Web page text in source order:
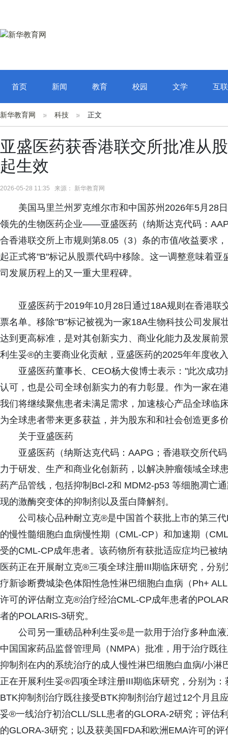
首页 新闻 教育 校园 文学 互
新华教育网 科技 正文
亚盛医药获香港联交所批准从
起生效
2026-05-28 11:35 来源： 新华教育网
美国马里兰州罗克维尔市和中国苏州2026年5月28
领先的生物医药企业——亚盛医药（纳斯达克代码：
合香港联交所上市规则第8.05（3）条的市值/收益要求
起正式将"B"标记从股票代码中移除。这一调整意味着
司发展历程上的又一重大里程碑。
亚盛医药于2019年10月28日通过18A规则在香港
票名单。移除"B"标记被视为一家18A生物科技公司发展
达到更高标准，是对其创新实力、商业化能力及发展
利生妥®的主要商业化贡献，亚盛医药的2025年年度收
亚盛医药董事长、CEO杨大俊博士表示："此次成
认可，也是公司全球创新实力的有力彰显。作为一家在
我们将继续聚焦患者未满足需求，加速核心产品全球临
为全球患者带来更多获益，并为股东和和社会创造更多
关于亚盛医药
亚盛医药（纳斯达克代码：AAPG；香港联交所代
力于研发、生产和商业化创新药，以解决肿瘤领域全球
药产品管线，包括抑制Bcl-2和 MDM2-p53 等细胞凋亡
现的激酶突变体的抑制剂以及蛋白降解剂。
公司核心品种耐立克®是中国首个获批上市的第三
的慢性髓细胞白血病慢性期（CML-CP）和加速期（
受的CML-CP成年患者。该药物所有获批适应症均已被
医药正在开展耐立克®三项全球注册III期临床研究，分
疗新诊断费城染色体阳性急性淋巴细胞白血病（Ph+
许可的评估耐立克®治疗经治CML-CP成年患者的
者的POLARIS-3研究。
公司另一重磅品种利生妥®是一款用于治疗多种血
中国国家药品监督管理局（NMPA）批准，用于治疗既
抑制剂在内的系统治疗的成人慢性淋巴细胞白血病/小
正在开展利生妥®四项全球注册III期临床研究，分别为
BTK抑制剂治疗既往接受BTK抑制剂治疗超过12个月且
妥®一线治疗初治CLL/SLL患者的GLORA-2研究；评估
的GLORA-3研究；以及获美国FDA和欧洲EMA许可的